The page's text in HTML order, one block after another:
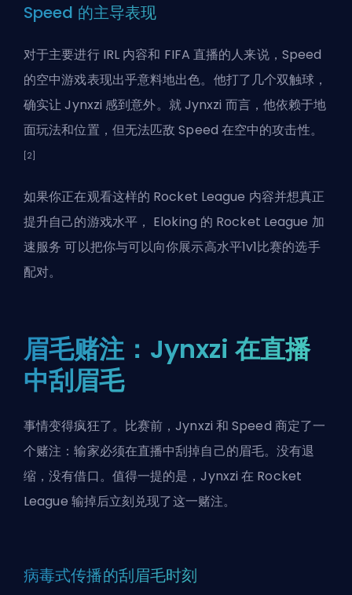
Speed 的主导表现
对于主要进行 IRL 内容和 FIFA 直播的人来说，Speed
的空中游戏表现出乎意料地出色。他打了几个双触球，
确实让 Jynxzi 感到意外。就 Jynxzi 而言，他依赖于地
面玩法和位置，但无法匹敌 Speed 在空中的攻击性。
[2]
如果你正在观看这样的 Rocket League 内容并想真正
提升自己的游戏水平， Eloking 的 Rocket League 加
速服务 可以把你与可以向你展示高水平1v1比赛的选手
配对。
眉毛赌注：Jynxzi 在直播
中刮眉毛
事情变得疯狂了。比赛前，Jynxzi 和 Speed 商定了一
个赌注：输家必须在直播中刮掉自己的眉毛。没有退
缩，没有借口。值得一提的是，Jynxzi 在 Rocket
League 输掉后立刻兑现了这一赌注。
病毒式传播的刮眉毛时刻